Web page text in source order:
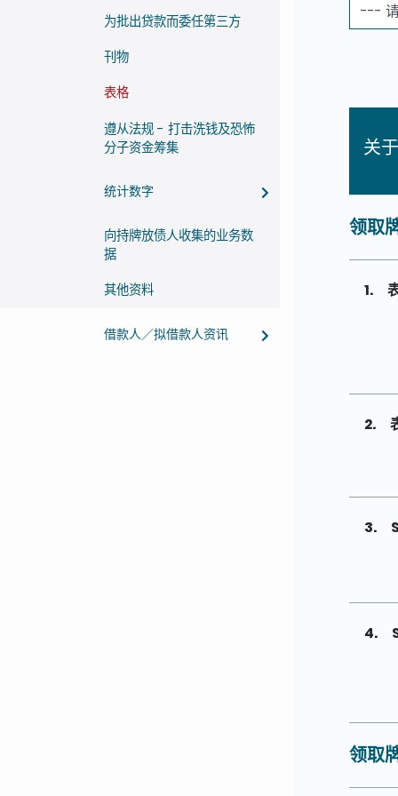
为批出贷款而委任第三方
刊物
表格
遵从法规 - 打击洗钱及恐怖
分子资金筹集
统计数字
向持牌放债人收集的业务数
据
其他资料
借款人／拟借款人资讯
关
领取
1.
2.
3.
4.
领取